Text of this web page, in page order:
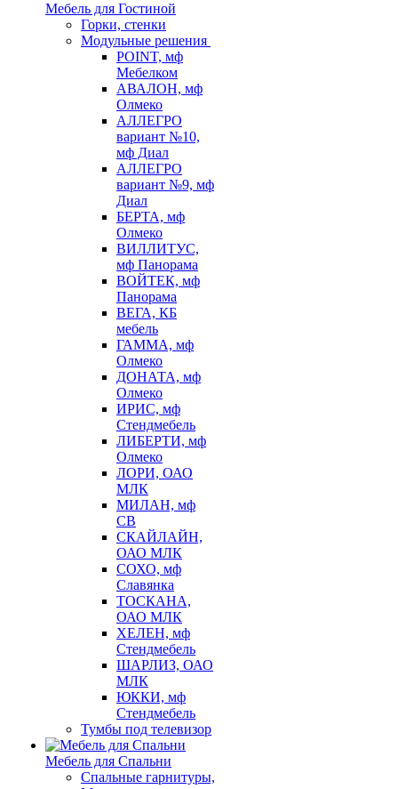
Мебель для Гостиной
Горки, стенки
Модульные решения
POINT, мф
Мебелком
АВАЛОН, мф
Олмеко
АЛЛЕГРО
вариант №10,
мф Диал
АЛЛЕГРО
вариант №9, мф
Диал
БЕРТА, мф
Олмеко
ВИЛЛИТУС,
мф Панорама
ВОЙТЕК, мф
Панорама
ВЕГА, КБ
мебель
ГАММА, мф
Олмеко
ДОНАТА, мф
Олмеко
ИРИС, мф
Стендмебель
ЛИБЕРТИ, мф
Олмеко
ЛОРИ, ОАО
МЛК
МИЛАН, мф
СВ
СКАЙЛАЙН,
ОАО МЛК
СОХО, мф
Славянка
ТОСКАНА,
ОАО МЛК
ХЕЛЕН, мф
Стендмебель
ШАРЛИЗ, ОАО
МЛК
ЮККИ, мф
Стендмебель
Тумбы под телевизор
Мебель для Спальни
Спальные гарнитуры,